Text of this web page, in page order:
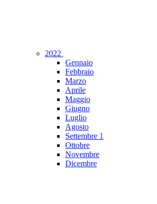
2022
Gennaio
Febbraio
Marzo
Aprile
Maggio
Giugno
Luglio
Agosto
Settembre 1
Ottobre
Novembre
Dicembre